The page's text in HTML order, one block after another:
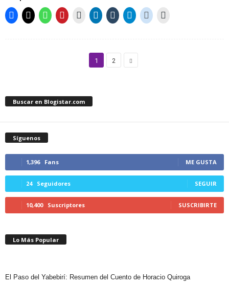
1 2
Buscar en Blogistar.com
Síguenos
1,396 Fans ME GUSTA
24 Seguidores SEGUIR
10,400 Suscriptores SUSCRIBIRTE
Lo Más Popular
El Paso del Yabebirí: Resumen del Cuento de Horacio Quiroga